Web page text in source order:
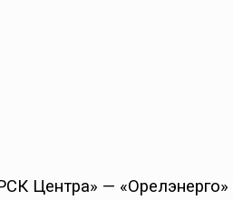
Центра» — «Орелэнерго»